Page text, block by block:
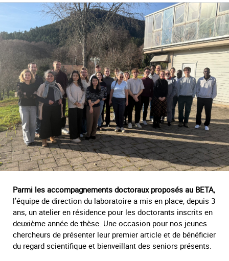
Parmi les accompagnements doctoraux proposés au BETA,
l’équipe de direction du laboratoire a mis en place, depuis 3
ans, un atelier en résidence pour les doctorants inscrits en
deuxième année de thèse. Une occasion pour nos jeunes
chercheurs de présenter leur premier article et de bénéficier
du regard scientifique et bienveillant des seniors présents.